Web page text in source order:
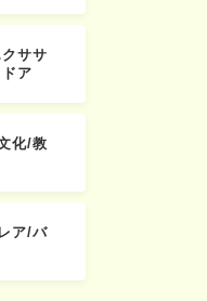
ササ
ア
化/教
ア/バ